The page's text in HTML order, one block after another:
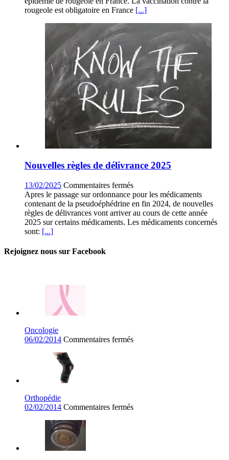
:
refaire
vacciner
?
rougeole est obligatoire en France [...]
Nouvelles règles de délivrance 2025
13/02/2025 Commentaires ferméssur
Nouvelles
règles
de
délivrance
Apres le passage sur ordonnance pour les médicaments
contenant de la pseudoéphédrine en fin 2024, de nouvelles
règles de délivrances vont arriver au cours de cette année
2025 sur certains médicaments. Les médicaments concernés
sont: [...]
Rejoignez nous sur Facebook
Oncologie
06/02/2014 Commentaires ferméssur
Orthopédie
02/02/2014 Commentaires ferméssur